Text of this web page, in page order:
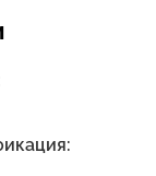
среды;